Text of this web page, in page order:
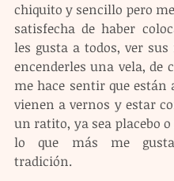
chiquito y sencillo pero
satisfecha de haber
les gusta a todos, ver
encenderles una vela, de
me hace sentir que están
vienen a vernos y estar
un ratito, ya sea placebo o
lo que más me
tradición.